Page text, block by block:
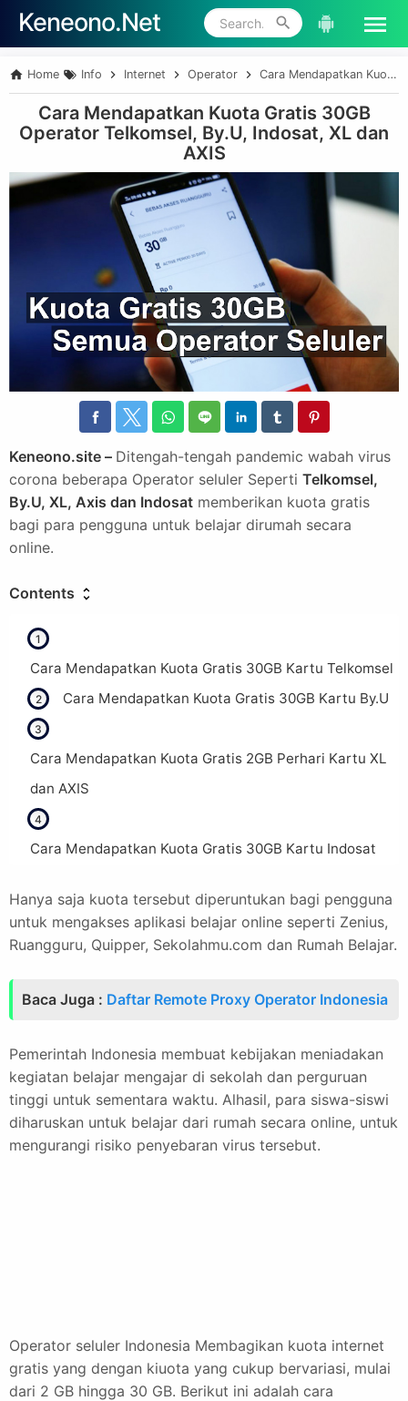
Skip to main content
Keneono.Net
Home Info Internet Operator Cara Mendapatkan Kuota Gratis 30GB Operator Telkomsel, By.U, Indosat, XL dan AXIS
Cara Mendapatkan Kuota Gratis 30GB
Operator Telkomsel, By.U, Indosat, XL dan
AXIS
Keneono.site – Ditengah-tengah pandemic wabah virus
corona beberapa Operator seluler Seperti Telkomsel,
By.U, XL, Axis dan Indosat memberikan kuota gratis
bagi para pengguna untuk belajar dirumah secara
online.
Contents
Cara Mendapatkan Kuota Gratis 30GB Kartu Telkomsel
Cara Mendapatkan Kuota Gratis 30GB Kartu By.U
Cara Mendapatkan Kuota Gratis 2GB Perhari Kartu XL
dan AXIS
Cara Mendapatkan Kuota Gratis 30GB Kartu Indosat
Hanya saja kuota tersebut diperuntukan bagi pengguna
untuk mengakses aplikasi belajar online seperti Zenius,
Ruangguru, Quipper, Sekolahmu.com dan Rumah Belajar.
Baca Juga : Daftar Remote Proxy Operator Indonesia
Pemerintah Indonesia membuat kebijakan meniadakan
kegiatan belajar mengajar di sekolah dan perguruan
tinggi untuk sementara waktu. Alhasil, para siswa-siswi
diharuskan untuk belajar dari rumah secara online, untuk
mengurangi risiko penyebaran virus tersebut.
Operator seluler Indonesia Membagikan kuota internet
gratis yang dengan kiuota yang cukup bervariasi, mulai
dari 2 GB hingga 30 GB. Berikut ini adalah cara